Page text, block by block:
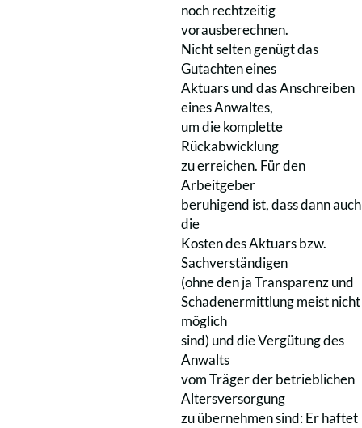
noch rechtzeitig
vorausberechnen.
Nicht selten genügt das
Gutachten eines
Aktuars und das Anschreiben
eines Anwaltes,
um die komplette
Rückabwicklung
zu erreichen. Für den
Arbeitgeber
beruhigend ist, dass dann auch
die
Kosten des Aktuars bzw.
Sachverständigen
(ohne den ja Transparenz und
Schadenermittlung meist nicht
möglich
sind) und die Vergütung des
Anwalts
vom Träger der betrieblichen
Altersversorgung
zu übernehmen sind: Er haftet